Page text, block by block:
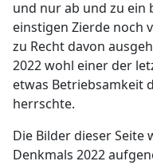
und nur ab und zu ein
einstigen Zierde noch
zu Recht davon
2022 wohl einer der
etwas Betriebsamkeit
herrschte.
Die Bilder dieser Seite
Denkmals 2022